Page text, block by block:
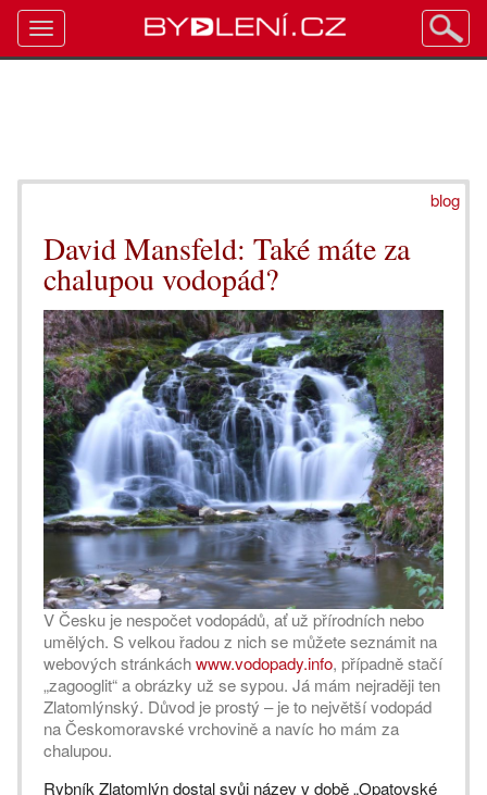
blog
David Mansfeld: Také máte za
chalupou vodopád?
V Česku je nespočet vodopádů, ať už přírodních nebo
umělých. S velkou řadou z nich se můžete seznámit na
webových stránkáchwww.vodopady.info, případně stačí
„zagooglit“ a obrázky už se sypou. Já mám nejraději ten
Zlatomlýnský. Důvod je prostý – je to největší vodopád
na Českomoravské vrchovině a navíc ho mám za
chalupou.
Rybník Zlatomlýn dostal svůj název v době „Opatovské
Toggle
navigation